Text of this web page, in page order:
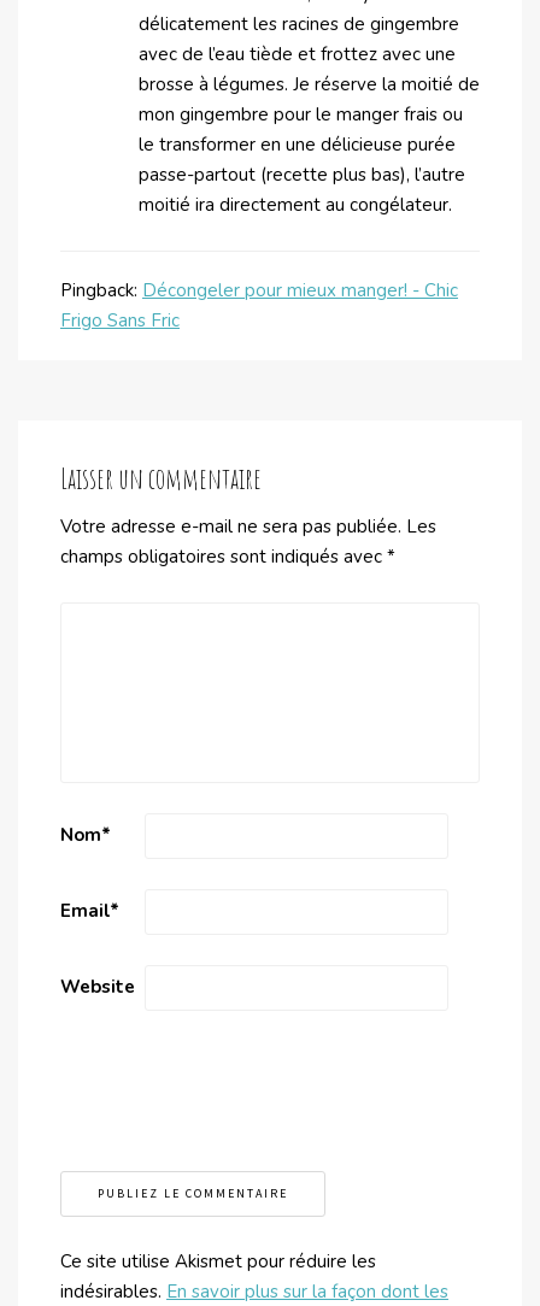
délicatement les racines de gingembre
avec de l’eau tiède et frottez avec une
brosse à légumes. Je réserve la moitié de
mon gingembre pour le manger frais ou
le transformer en une délicieuse purée
passe-partout (recette plus bas), l’autre
moitié ira directement au congélateur.
Pingback: Décongeler pour mieux manger! - Chic
Frigo Sans Fric
Laisser un commentaire
Votre adresse e-mail ne sera pas publiée. Les
champs obligatoires sont indiqués avec *
Nom*
Email*
Website
Ce site utilise Akismet pour réduire les
indésirables. En savoir plus sur la façon dont les